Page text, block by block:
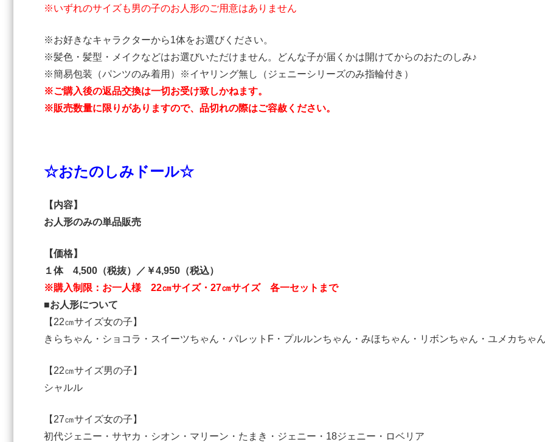
※いずれのサイズも男の子のお人形のご用意はありません
※お好きなキャラクターから1体をお選びください。
※髪色・髪型・メイクなどはお選びいただけません。どんな子が届くかは開けてからのおたのしみ♪
※簡易包装（パンツのみ着用）※イヤリング無し（ジェニーシリーズのみ指輪付き）
※ご購入後の返品交換は一切お受け致しかねます。
※販売数量に限りがありますので、品切れの際はご容赦ください。
☆おたのしみドール☆
【内容】
お人形のみの単品販売
【価格】
１体 4,500（税抜）／￥4,950（税込）
※購入制限：お一人様 22㎝サイズ・27㎝サイズ 各一セットまで
■お人形について
【22㎝サイズ女の子】
きらちゃん・ショコラ・スイーツちゃん・パレットF・プルルンちゃん・みほちゃん・リボンちゃん・ユメカちゃ
【22㎝サイズ男の子】
シャルル
【27㎝サイズ女の子】
初代ジェニー・サヤカ・シオン・マリーン・たまき・ジェニー・18ジェニー・ロベリア